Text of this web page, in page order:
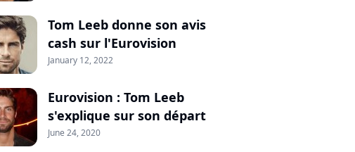
Tom Leeb donne son avis
cash sur l'Eurovision
January 12, 2022
Eurovision : Tom Leeb
s'explique sur son départ
June 24, 2020